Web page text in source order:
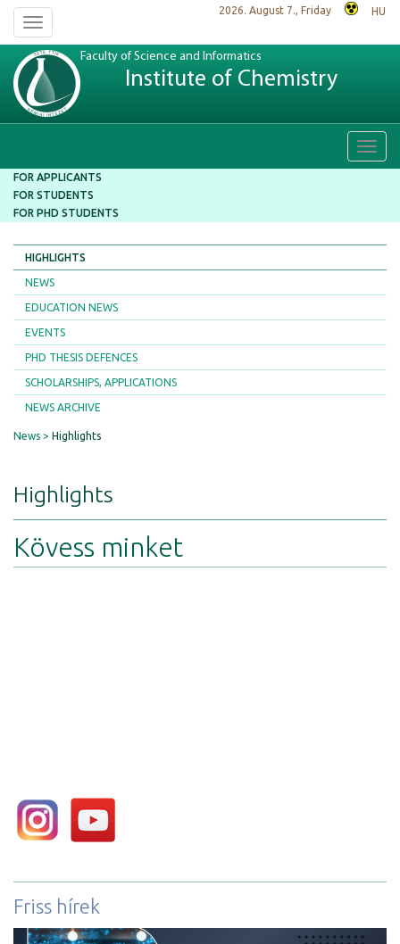
Toggle
navigation
2026. August 7., Friday HU
Faculty of Science and Informatics
Institute of Chemistry
FOR APPLICANTS
FOR STUDENTS
FOR PHD STUDENTS
HIGHLIGHTS
NEWS
EDUCATION NEWS
EVENTS
PHD THESIS DEFENCES
SCHOLARSHIPS, APPLICATIONS
NEWS ARCHIVE
News Highlights
Highlights
Kövess minket
Friss hírek